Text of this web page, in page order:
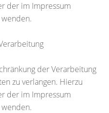
der im Impressum
der Verarbeitung
zu verlangen. Hierzu
der im Impressum